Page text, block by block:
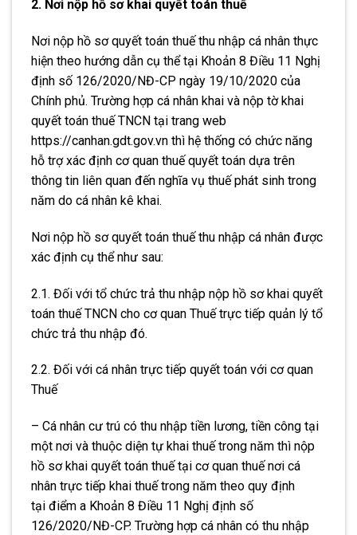
2. Nơi nộp hồ sơ khai quyết toán thuế
Nơi nộp hồ sơ quyết toán thuế thu nhập cá nhân thực
hiện theo hướng dẫn cụ thể tại Khoản 8 Điều 11 Nghị
định số 126/2020/NĐ-CP ngày 19/10/2020 của
Chính phủ. Trường hợp cá nhân khai và nộp tờ khai
quyết toán thuế TNCN tại trang web
https://canhan.gdt.gov.vn thì hệ thống có chức năng
hỗ trợ xác định cơ quan thuế quyết toán dựa trên
thông tin liên quan đến nghĩa vụ thuế phát sinh trong
năm do cá nhân kê khai.
Nơi nộp hồ sơ quyết toán thuế thu nhập cá nhân được
xác định cụ thể như sau:
2.1. Đối với tổ chức trả thu nhập nộp hồ sơ khai quyết
toán thuế TNCN cho cơ quan Thuế trực tiếp quản lý tổ
chức trả thu nhập đó.
2.2. Đối với cá nhân trực tiếp quyết toán với cơ quan
Thuế
– Cá nhân cư trú có thu nhập tiền lương, tiền công tại
một nơi và thuộc diện tự khai thuế trong năm thì nộp
hồ sơ khai quyết toán thuế tại cơ quan thuế nơi cá
nhân trực tiếp khai thuế trong năm theo quy định
tại điểm a Khoản 8 Điều 11 Nghị định số
126/2020/NĐ-CP. Trường hợp cá nhân có thu nhập